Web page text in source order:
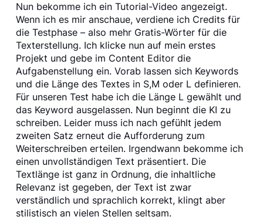
Nun bekomme ich ein Tutorial-Video angezeigt.
Wenn ich es mir anschaue, verdiene ich Credits für
die Testphase – also mehr Gratis-Wörter für die
Texterstellung. Ich klicke nun auf mein erstes
Projekt und gebe im Content Editor die
Aufgabenstellung ein. Vorab lassen sich Keywords
und die Länge des Textes in S,M oder L definieren.
Für unseren Test habe ich die Länge L gewählt und
das Keyword ausgelassen. Nun beginnt die KI zu
schreiben. Leider muss ich nach gefühlt jedem
zweiten Satz erneut die Aufforderung zum
Weiterschreiben erteilen. Irgendwann bekomme ich
einen unvollständigen Text präsentiert. Die
Textlänge ist ganz in Ordnung, die inhaltliche
Relevanz ist gegeben, der Text ist zwar
verständlich und sprachlich korrekt, klingt aber
stilistisch an vielen Stellen seltsam.